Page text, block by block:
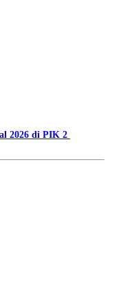
2026 di PIK 2